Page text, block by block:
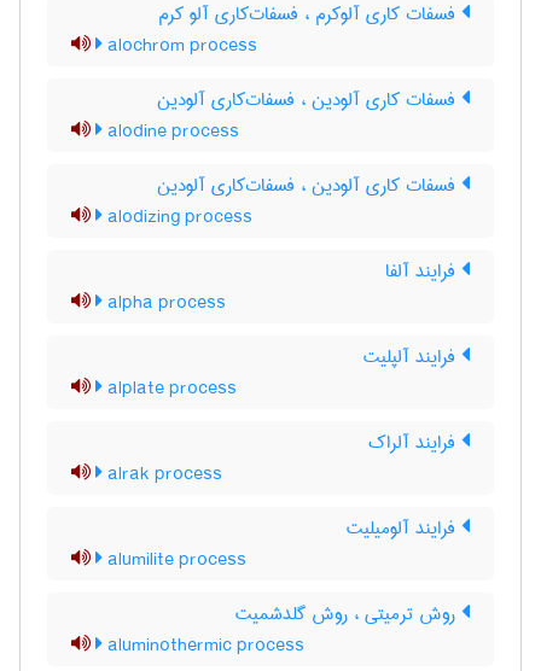
فسفات کاری آلوکرم ، فسفات‌کاری آلو کرم
alochrom process
فسفات کاری آلودین ، فسفات‌کاری آلودین
alodine process
فسفات کاری آلودین ، فسفات‌کاری آلودین
alodizing process
فرایند آلفا
alpha process
فرایند آلپلیت
alplate process
فرایند آلراک
alrak process
فرایند آلومیلیت
alumilite process
روش ترمیتی ، روش گلدشمیت
aluminothermic process